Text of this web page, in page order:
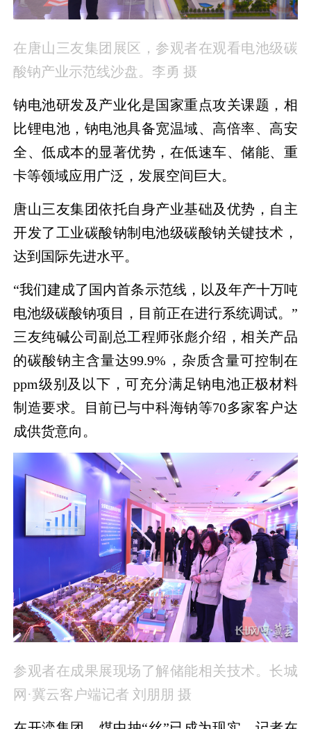
在唐山三友集团展区，参观者在观看电池级碳
酸钠产业示范线沙盘。李勇 摄
钠电池研发及产业化是国家重点攻关课题，相
比锂电池，钠电池具备宽温域、高倍率、高安
全、低成本的显著优势，在低速车、储能、重
卡等领域应用广泛，发展空间巨大。
唐山三友集团依托自身产业基础及优势，自主
开发了工业碳酸钠制电池级碳酸钠关键技术，
达到国际先进水平。
“我们建成了国内首条示范线，以及年产十万吨
电池级碳酸钠项目，目前正在进行系统调试。”
三友纯碱公司副总工程师张彪介绍，相关产品
的碳酸钠主含量达99.9%，杂质含量可控制在
ppm级别及以下，可充分满足钠电池正极材料
制造要求。目前已与中科海钠等70多家客户达
成供货意向。
参观者在成果展现场了解储能相关技术。长城
网·冀云客户端记者 刘朋朋 摄